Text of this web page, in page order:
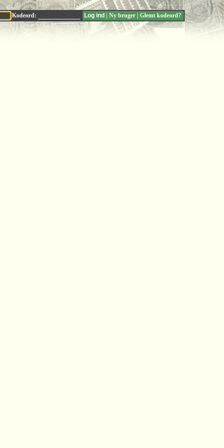
Kodeord: Ny bruger Glemt kodeord?